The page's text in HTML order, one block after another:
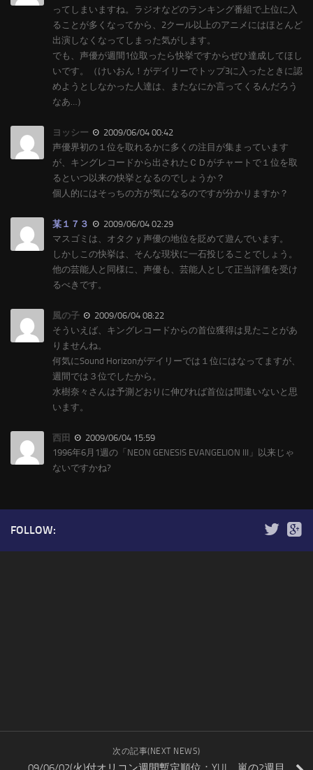
ってしまいますね。ラジオなどのランキング番組で上位に入
ることが多くなってから、2クール以上のアニメにはほとんど
出演しなくなってしまった気がします。
でも、声優が週間1位取ったら快挙ですからぜひ達成してほし
いです。（けいおん！がデイリーでトップ3に入ったときに認
めようとしなかった人達は、またなにか言ってくるんだろう
なあ…）
ヨッシー
2009/06/04 00:42
声優界初の１位を取れるかに多くの注目が集まっています
が、キングレコードから出されたＣＤがチャートで１位を取
るといつ以来の快挙となるのでしょうか？
個人的にはそっちの方が気になるのですが分かりますか？
某１７３
2009/06/04 02:29
マスゴミは、オタクｙ声優の地位を貶めて遊んでいます。
しかしこの快挙は、そんな現状に一石投じることでしょう。
他の芸能人と同様に、声優も、芸能人として正当評価を受け
るべきです。
風の子
2009/06/04 08:22
そういえば、キングレコードからの首位獲得は見たことがあ
りませんね。
何気にSound Horizonがデイリーでは１位にはなってますが、
週間では３位でしたから。
水樹奈々さんは予測どおりに伸びれば首位は間違いないと思
います。
西田
2009/06/04 15:59
1996年6月1週の「NEON GENESIS EVANGELION III」以来じゃ
ないですかね?
FOLLOW:
次の記事(NEXT NEWS)